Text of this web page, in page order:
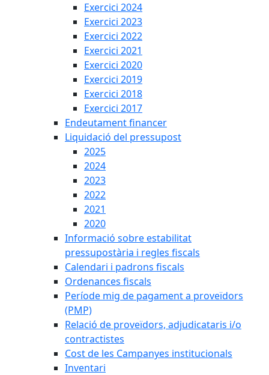
Exercici 2024
Exercici 2023
Exercici 2022
Exercici 2021
Exercici 2020
Exercici 2019
Exercici 2018
Exercici 2017
Endeutament financer
Liquidació del pressupost
2025
2024
2023
2022
2021
2020
Informació sobre estabilitat
pressupostària i regles fiscals
Calendari i padrons fiscals
Ordenances fiscals
Període mig de pagament a proveïdors
(PMP)
Relació de proveïdors, adjudicataris i/o
contractistes
Cost de les Campanyes institucionals
Inventari